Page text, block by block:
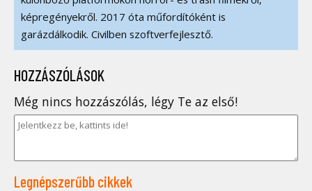
képregényekről. 2017 óta műfordítóként is
garázdálkodik. Civilben szoftverfejlesztő.
HOZZÁSZÓLÁSOK
Még nincs hozzászólás, légy Te az első!
Legnépszerűbb cikkek